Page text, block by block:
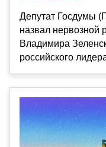
Депутат Госдумы
назвал нервозной
Владимира
российского